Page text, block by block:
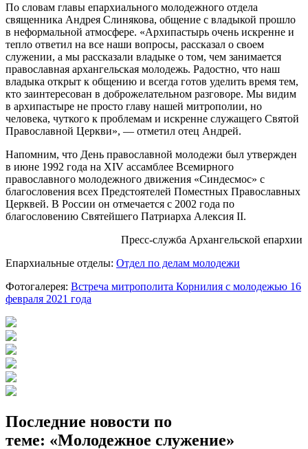
По словам главы епархиального молодежного отдела
священника Андрея Слинякова, общение с владыкой прошло
в неформальной атмосфере. «Архипастырь очень искренне и
тепло ответил на все наши вопросы, рассказал о своем
служении, а мы рассказали владыке о том, чем занимается
православная архангельская молодежь. Радостно, что наш
владыка открыт к общению и всегда готов уделить время тем,
кто заинтересован в доброжелательном разговоре. Мы видим
в архипастыре не просто главу нашей митрополии, но
человека, чуткого к проблемам и искренне служащего Святой
Православной Церкви», — отметил отец Андрей.
Напомним, что День православной молодежи был утвержден
в июне 1992 года на XIV ассамблее Всемирного
православного молодежного движения «Синдесмос» с
благословения всех Предстоятелей Поместных Православных
Церквей. В России он отмечается с 2002 года по
благословению Святейшего Патриарха Алексия II.
Пресс-служба Архангельской епархии
Епархиальные отделы: Отдел по делам молодежи
Фотогалерея: Встреча митрополита Корнилия с молодежью 16
февраля 2021 года
Последние новости по
теме: «Молодежное служение»